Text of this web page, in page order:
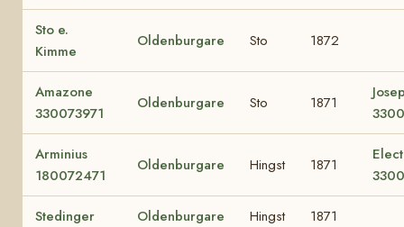
Sto e.
Kimme
Oldenburgare Sto 1872
Amazone
330073971
Oldenburgare Sto 1871
Arminius
180072471
Oldenburgare Hingst 1871
Stedinger Oldenburgare Hingst 1871